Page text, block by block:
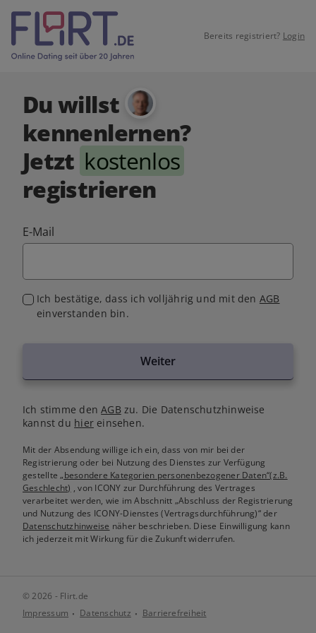
Bereits registriert? Login
Du willst
kennenlernen?
Jetzt kostenlos
registrieren
E-Mail
Ich bestätige, dass ich volljährig und mit den AGB
einverstanden bin.
Weiter
Ich stimme denAGB zu. Die Datenschutzhinweise
kannst du hiereinsehen.
Mit der Absendung willige ich ein, dass von mir bei der
Registrierung oder bei Nutzung des Dienstes zur Verfügung
gestellte„besondere Kategorien personenbezogener Daten“(z.B.
Geschlecht) , von ICONY zur Durchführung des Vertrages
verarbeitet werden, wie im Abschnitt „Abschluss der Registrierung
und Nutzung des ICONY-Dienstes (Vertragsdurchführung)“ der
Datenschutzhinweise näher beschrieben. Diese Einwilligung kann
ich jederzeit mit Wirkung für die Zukunft widerrufen.
© 2026 - Flirt.de
Impressum
Datenschutz Barrierefreiheit